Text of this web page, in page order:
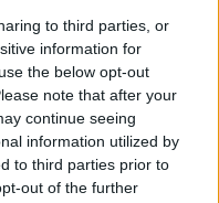
to third parties, or
information for
the below opt-out
note that after your
continue seeing
information utilized by
to third parties prior to
out of the further
εφοδιασμού LNG
Oil μέσω του
ανάπτυξη του
πλαισίου
λειτουργία.